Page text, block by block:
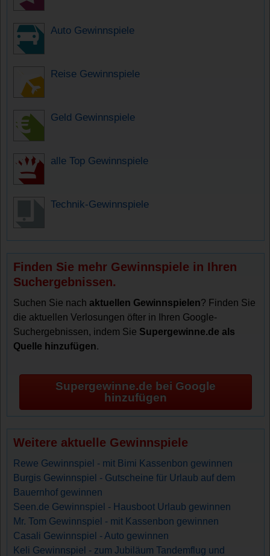
Auto Gewinnspiele
Reise Gewinnspiele
Geld Gewinnspiele
alle Top Gewinnspiele
Technik-Gewinnspiele
Finden Sie mehr Gewinnspiele in Ihren
Suchergebnissen.
Suchen Sie nachaktuellen Gewinnspielen? Finden Sie
die aktuellen Verlosungen öfter in Ihren Google-
Suchergebnissen, indem Sie Supergewinne.de als
Quelle hinzufügen.
Supergewinne.de bei Google
hinzufügen
Weitere aktuelle Gewinnspiele
Rewe Gewinnspiel - mit Bimi Kassenbon gewinnen
Burgis Gewinnspiel - Gutscheine für Urlaub auf dem
Bauernhof gewinnen
Seen.de Gewinnspiel - Hausboot Urlaub gewinnen
Mr. Tom Gewinnspiel - mit Kassenbon gewinnen
Casali Gewinnspiel - Auto gewinnen
Keli Gewinnspiel - zum Jubiläum Tandemflug und